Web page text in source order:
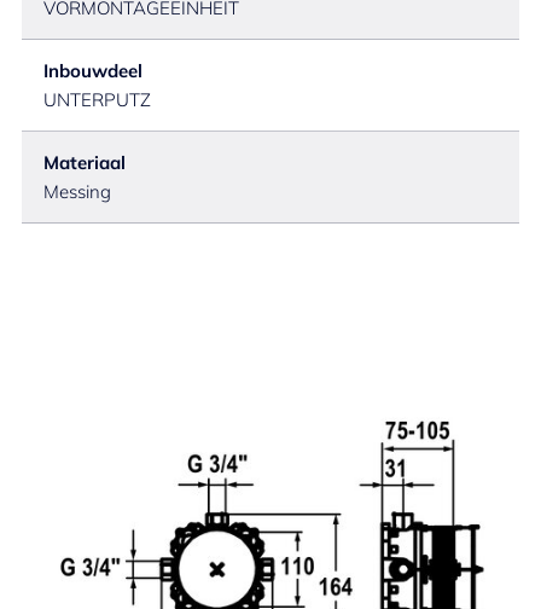
VORMONTAGEEINHEIT
Inbouwdeel
UNTERPUTZ
Materiaal
Messing